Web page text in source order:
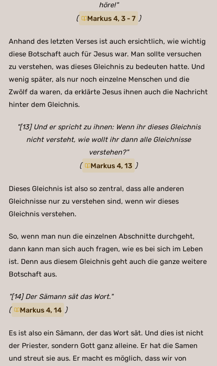
höre!"
(
Markus 4, 3 - 7 )
Anhand des letzten Verses ist auch ersichtlich, wie wichtig
diese Botschaft auch für Jesus war. Man sollte versuchen
zu verstehen, was dieses Gleichnis zu bedeuten hatte. Und
wenig später, als nur noch einzelne Menschen und die
Zwölf da waren, da erklärte Jesus ihnen auch die Nachricht
hinter dem Gleichnis.
"[13] Und er spricht zu ihnen: Wenn ihr dieses Gleichnis
nicht versteht, wie wollt ihr dann alle Gleichnisse
verstehen?"
(
Markus 4, 13 )
Dieses Gleichnis ist also so zentral, dass alle anderen
Gleichnisse nur zu verstehen sind, wenn wir dieses
Gleichnis verstehen.
So, wenn man nun die einzelnen Abschnitte durchgeht,
dann kann man sich auch fragen, wie es bei sich im Leben
ist. Denn aus diesem Gleichnis geht auch die ganze weitere
Botschaft aus.
"[14] Der Sämann sät das Wort."
(
Markus 4, 14 )
Es ist also ein Sämann, der das Wort sät. Und dies ist nicht
der Priester, sondern Gott ganz alleine. Er hat die Samen
und streut sie aus. Er macht es möglich, dass wir von